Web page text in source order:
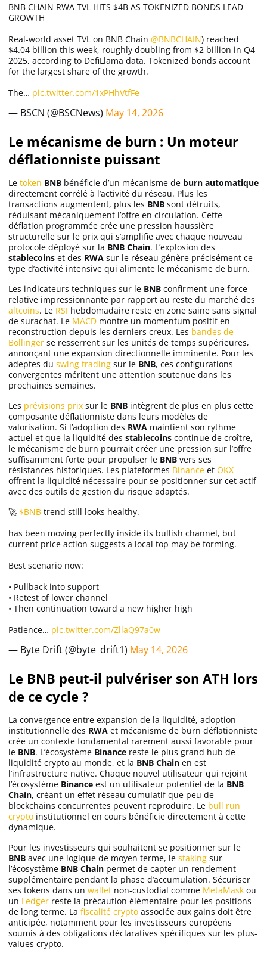
BNB CHAIN RWA TVL HITS $4B AS TOKENIZED BONDS LEAD
GROWTH
Real-world asset TVL on BNB Chain @BNBCHAIN) reached
$4.04 billion this week, roughly doubling from $2 billion in Q4
2025, according to DefiLlama data. Tokenized bonds account
for the largest share of the growth.
The… pic.twitter.com/1xPHhVtfFe
— BSCN (@BSCNews) May 14, 2026
Le mécanisme de burn : Un moteur
déflationniste puissant
Le token BNB bénéficie d’un mécanisme de burn automatique
directement corrélé à l’activité du réseau. Plus les
transactions augmentent, plus les BNB sont détruits,
réduisant mécaniquement l’offre en circulation. Cette
déflation programmée crée une pression haussière
structurelle sur le prix qui s’amplifie avec chaque nouveau
protocole déployé sur la BNB Chain. L’explosion des
stablecoins et des RWA sur le réseau génère précisément ce
type d’activité intensive qui alimente le mécanisme de burn.
Les indicateurs techniques sur le BNB confirment une force
relative impressionnante par rapport au reste du marché des
altcoins. Le RSI hebdomadaire reste en zone saine sans signal
de surachat. Le MACD montre un momentum positif en
reconstruction depuis les derniers creux. Les bandes de
Bollinger se resserrent sur les unités de temps supérieures,
annonçant une expansion directionnelle imminente. Pour les
adeptes du swing trading sur le BNB, ces configurations
convergentes méritent une attention soutenue dans les
prochaines semaines.
Les prévisions prix sur le BNB intègrent de plus en plus cette
composante déflationniste dans leurs modèles de
valorisation. Si l’adoption des RWA maintient son rythme
actuel et que la liquidité des stablecoins continue de croître,
le mécanisme de burn pourrait créer une pression sur l’offre
suffisamment forte pour propulser le BNB vers ses
résistances historiques. Les plateformes Binance et OKX
offrent la liquidité nécessaire pour se positionner sur cet actif
avec des outils de gestion du risque adaptés.
🚀 $BNB trend still looks healthy.
has been moving perfectly inside its bullish channel, but
current price action suggests a local top may be forming.
Best scenario now:
• Pullback into support
• Retest of lower channel
• Then continuation toward a new higher high
Patience… pic.twitter.com/ZllaQ97a0w
— Byte Drift (@byte_drift1) May 14, 2026
Le BNB peut-il pulvériser son ATH lors
de ce cycle ?
La convergence entre expansion de la liquidité, adoption
institutionnelle des RWA et mécanisme de burn déflationniste
crée un contexte fondamental rarement aussi favorable pour
le BNB. L’écosystème Binance reste le plus grand hub de
liquidité crypto au monde, et la BNB Chain en est
l’infrastructure native. Chaque nouvel utilisateur qui rejoint
l’écosystème Binance est un utilisateur potentiel de la BNB
Chain, créant un effet réseau cumulatif que peu de
blockchains concurrentes peuvent reproduire. Le bull run
crypto institutionnel en cours bénéficie directement à cette
dynamique.
Pour les investisseurs qui souhaitent se positionner sur le
BNB avec une logique de moyen terme, le staking sur
l’écosystème BNB Chain permet de capter un rendement
supplémentaire pendant la phase d’accumulation. Sécuriser
ses tokens dans un wallet non-custodial comme MetaMask ou
un Ledger reste la précaution élémentaire pour les positions
de long terme. La fiscalité crypto associée aux gains doit être
anticipée, notamment pour les investisseurs européens
soumis à des obligations déclaratives spécifiques sur les plus-
values crypto.